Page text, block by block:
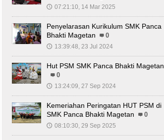
🕔 07:21:10, 14 Mar 2025
Penyelarasan Kurikulum SMK Panca
Bhakti Magetan
0
🕔 13:39:48, 23 Jul 2024
Hut PSM SMK Panca Bhakti Magetan
0
🕔 13:24:09, 27 Sep 2024
Kemeriahan Peringatan HUT PSM di
SMK Panca Bhakti Magetan
0
🕔 08:10:30, 29 Sep 2025